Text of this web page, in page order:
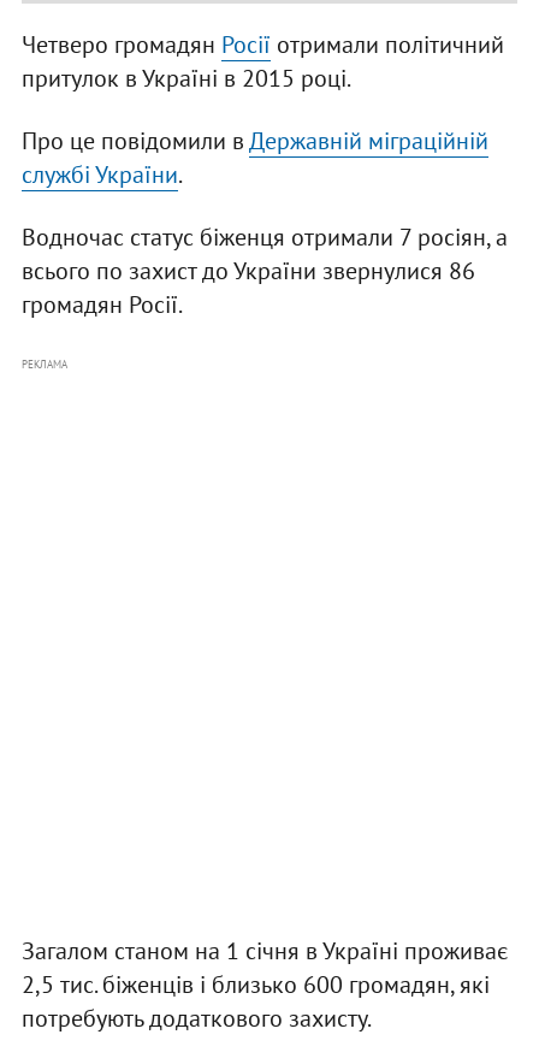
Четверо громадян Росії отримали політичний
притулок в Україні в 2015 році.
Про це повідомили вДержавній міграційній
службі України.
Водночас статус біженця отримали 7 росіян, а
всього по захист до України звернулися 86
громадян Росії.
РЕКЛАМА
Загалом станом на 1 січня в Україні проживає
2,5 тис. біженців і близько 600 громадян, які
потребують додаткового захисту.